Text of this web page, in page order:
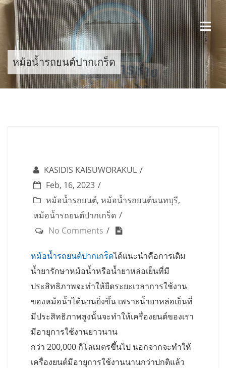
Skip
content
หม้อน้ำรถยนต์ปากเกร็ด
KASIDIS KAISUWORAKUL
Feb, 16, 2023
หม้อน้ำรถยนต์, หม้อน้ำรถยนต์นนทบุรี,
หม้อน้ำรถยนต์ปากเกร็ด
No Comments
หม้อน้ำรถยนต์ปากเกร็ดได้แนะนำคือการเติม
น้ำยารักษาหม้อน้ำหรือน้ำยาหล่อเย็นที่มี
ประสิทธิภาพจะทำให้ยืดระยะเวลาการใช้งาน
ของหม้อน้ำได้นานยิ่งขึ้น เพราะน้ำยาหล่อเย็นที่
มีประสิทธิภาพสูงนั้นจะทำให้เครื่องยนต์ของเรา
มีอายุการใช้งานยาวนาน
กว่า 200,000 กิโลเมตรขึ้นไป นอกจากจะทำให้
เครื่องยนต์มีอายุการใช้งานนานกว่าปกติแล้ว